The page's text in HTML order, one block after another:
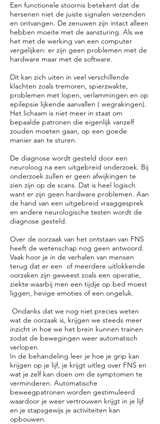
Een functionele stoornis betekent dat de
hersenen niet de juiste signalen verzenden
en ontvangen. De zenuwen zijn intact alleen
hebben moeite met de aansturing. Als we
het met de werking van een computer
vergelijken: er zijn geen problemen met de
hardware maar met de software.
Dit kan zich uiten in veel verschillende
klachten zoals tremoren, spierzwakte,
problemen met lopen, verlammingen en op
epilepsie lijkende aanvallen ( wegrakingen).
Het lichaam is niet meer in staat om
bepaalde patronen die eigenlijk vanzelf
zouden moeten gaan, op een goede
manier aan te sturen.
De diagnose wordt gesteld door een
neuroloog na een uitgebreid onderzoek. Bij
onderzoek zullen er geen afwijkingen te
zien zijn op de scans. Dat is heel logisch
want er zijn geen hardware problemen. Aan
de hand van een uitgebreid vraaggesprek
en andere neurologische testen wordt de
diagnose gesteld.
Over de oorzaak van het ontstaan van FNS
heeft de wetenschap nog geen antwoord.
Vaak hoor je in de verhalen van mensen
terug dat er een of meerdere uitlokkende
oorzaken zijn geweest zoals een operatie,
ziekte waarbij men een tijdje op bed moest
liggen, hevige emoties of een ongeluk.
Ondanks dat we nog niet precies weten
wat de oorzaak is, krijgen we steeds meer
inzicht in hoe we het brein kunnen trainen
zodat de bewegingen weer automatisch
verlopen.
In de behandeling leer je hoe je grip kan
krijgen op je lijf, je krijgt uitleg over FNS en
wat je zelf kan doen om de symptomen te
verminderen. Automatische
beweegpatronen worden gestimuleerd
waardoor je weer vertrouwen krijgt in je lijf
en je stapsgewijs je activiteiten kan
opbouwen.